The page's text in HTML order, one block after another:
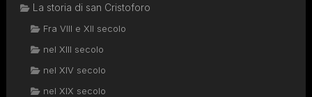
La storia di san Cristoforo
Fra VIII e XII secolo
nel XIII secolo
nel XIV secolo
nel XIX secolo